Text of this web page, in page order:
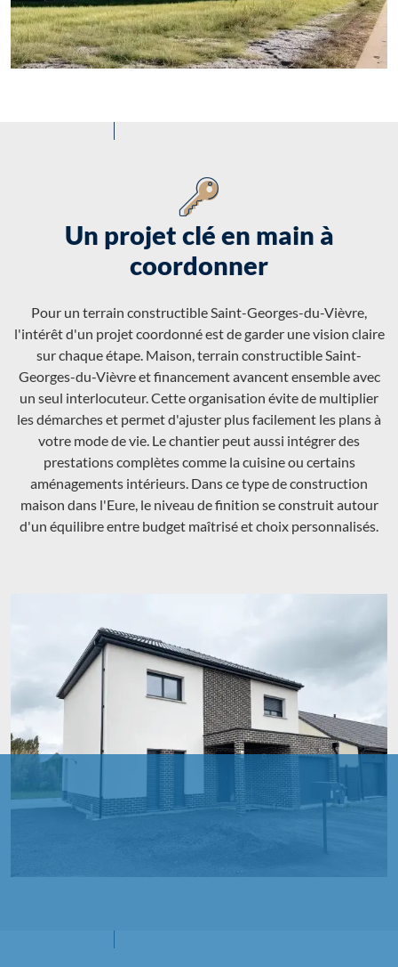
Un projet clé en main à
coordonner
Pour un terrain constructible Saint-Georges-du-Vièvre,
l'intérêt d'un projet coordonné est de garder une vision claire
sur chaque étape. Maison, terrain constructible Saint-
Georges-du-Vièvre et financement avancent ensemble avec
un seul interlocuteur. Cette organisation évite de multiplier
les démarches et permet d'ajuster plus facilement les plans à
votre mode de vie. Le chantier peut aussi intégrer des
prestations complètes comme la cuisine ou certains
aménagements intérieurs. Dans ce type de construction
maison dans l'Eure, le niveau de finition se construit autour
d'un équilibre entre budget maîtrisé et choix personnalisés.